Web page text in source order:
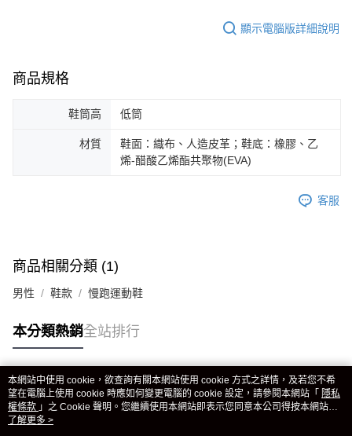
顯示電腦版詳細說明
商品規格
鞋筒高 低筒
材質
鞋面：織布、人造皮革；鞋底：橡膠、乙
烯-醋酸乙烯酯共聚物(EVA)
客服
商品相關分類 (1)
男性 鞋款 慢跑運動鞋
本分類熱銷全站排行
熱門標籤
本網站中使用 cookie，欲查詢有關本網站使用 cookie 方式之詳情，及若您不希
望在電腦上使用 cookie 時應如何變更電腦的 cookie 設定，請參閱本網站「 隱私
權條款 」之 Cookie 聲明。您繼續使用本網站即表示您同意本公司得按本網站使
用條款之 Cookie 聲明使用 cookie。
了解更多 >